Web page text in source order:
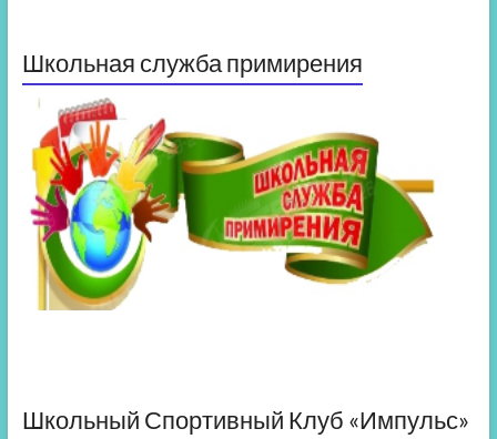
Школьная служба примирения
Школьный Спортивный Клуб «Импульс»